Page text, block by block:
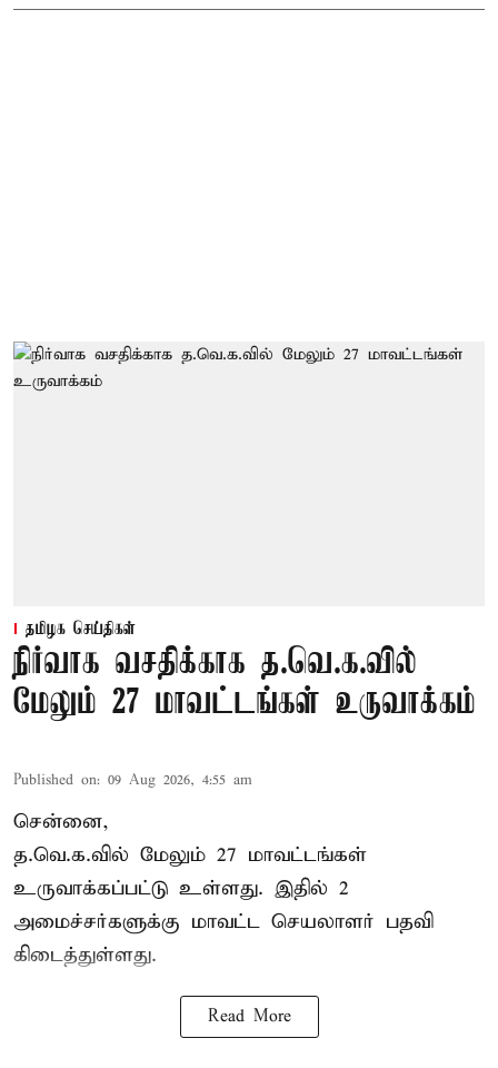
தமிழக செய்திகள்
நிர்வாக வசதிக்காக த.வெ.க.வில்
மேலும் 27 மாவட்டங்கள் உருவாக்கம்
Published on: 09 Aug 2026, 4:55 am
சென்னை,
த.வெ.க.வில் மேலும் 27 மாவட்டங்கள்
உருவாக்கப்பட்டு உள்ளது. இதில் 2
அமைச்சர்களுக்கு மாவட்ட செயலாளர் பதவி
கிடைத்துள்ளது.
Read More